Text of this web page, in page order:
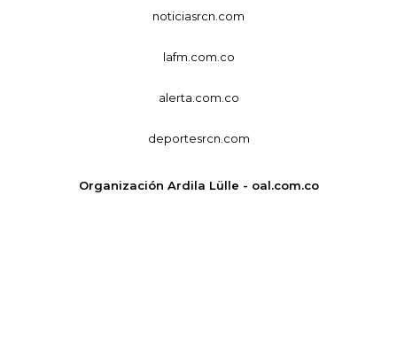
noticiasrcn.com
lafm.com.co
alerta.com.co
deportesrcn.com
Organización Ardila Lülle - oal.com.co